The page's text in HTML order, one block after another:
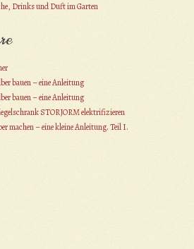
Drinks und Duft im Garten
bauen – eine Anleitung
bauen – eine Anleitung
STORJORM elektrifizieren
machen – eine kleine Anleitung. Teil I.